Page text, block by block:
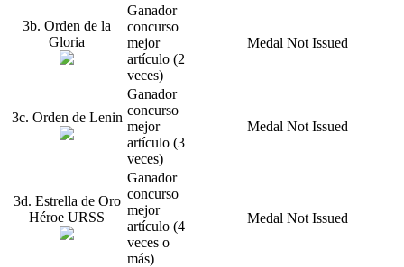
3b. Orden de la
Gloria
Ganador
concurso
mejor
artículo (2
veces)
Medal Not Issued
3c. Orden de Lenin
Ganador
concurso
mejor
artículo (3
veces)
Medal Not Issued
3d. Estrella de Oro
Héroe URSS
Ganador
concurso
mejor
artículo (4
veces o
más)
Medal Not Issued